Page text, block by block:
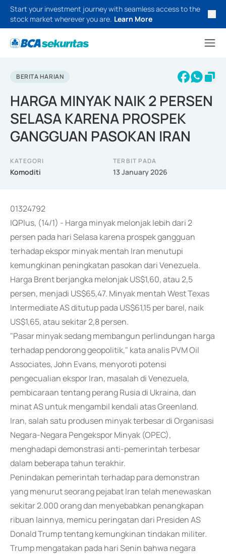
Start your investment journey with seamless access to the
stock market wherever you are. Learn More
BERITA HARIAN
HARGA MINYAK NAIK 2 PERSEN
SELASA KARENA PROSPEK
GANGGUAN PASOKAN IRAN
KATEGORI
Komoditi
TERBIT PADA
13 January 2026
01324792
IQPlus, (14/1) - Harga minyak melonjak lebih dari 2
persen pada hari Selasa karena prospek gangguan
terhadap ekspor minyak mentah Iran menutupi
kemungkinan peningkatan pasokan dari Venezuela.
Harga Brent berjangka melonjak US$1,60, atau 2,5
persen, menjadi US$65,47. Minyak mentah West Texas
Intermediate AS ditutup pada US$61,15 per barel, naik
US$1,65, atau sekitar 2,8 persen.
"Pasar minyak sedang membangun perlindungan harga
terhadap pendorong geopolitik," kata analis PVM Oil
Associates, John Evans, menyoroti potensi
pengecualian ekspor Iran, masalah di Venezuela,
pembicaraan tentang perang Rusia di Ukraina, dan
minat AS untuk mengambil kendali atas Greenland.
Iran, salah satu produsen minyak terbesar di Organisasi
Negara-Negara Pengekspor Minyak (OPEC),
menghadapi demonstrasi anti-pemerintah terbesar
dalam beberapa tahun terakhir.
Penindakan pemerintah terhadap para demonstran
yang menurut seorang pejabat Iran telah menewaskan
sekitar 2.000 orang dan menyebabkan penangkapan
ribuan lainnya, memicu peringatan dari Presiden AS
Donald Trump tentang kemungkinan tindakan militer.
Trump mengatakan pada hari Senin bahwa negara